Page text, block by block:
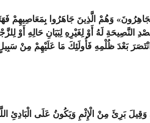
وَهُمْ الَّذِينَ جَاهَرُوا بِمَعَاصِيهِمْ
النَّصِيحَةِ لَهُ أَوْ لِغَيْرِهِ لِبَيَانِ حَالِهِ أَوْ
بَعْدَ ظُلْمِهِ فَأُولَئِكَ مَا عَلَيْهِمْ مِنْ
بَرِئَ مِنْ الْإِثْمِ وَيَكُونُ عَلَى الْبَادِئِ